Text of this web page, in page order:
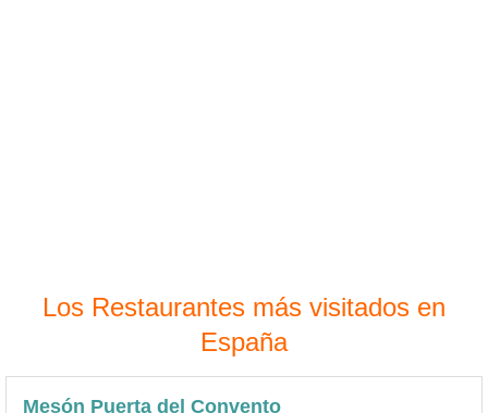
Los Restaurantes más visitados en
España
Mesón Puerta del Convento